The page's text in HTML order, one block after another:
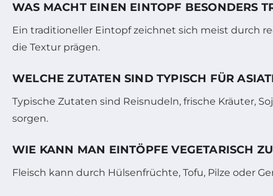
WAS MACHT EINEN EINTOPF BESONDERS
Ein traditioneller Eintopf zeichnet sich meist durch
die Textur prägen.
WELCHE ZUTATEN SIND TYPISCH FÜR
Typische Zutaten sind Reisnudeln, frische Kräuter,
sorgen.
WIE KANN MAN EINTÖPFE VEGETARISCH
Fleisch kann durch Hülsenfrüchte, Tofu, Pilze oder